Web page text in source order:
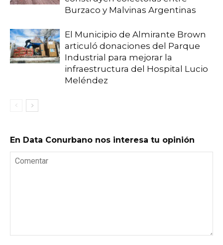
Burzaco y Malvinas Argentinas
El Municipio de Almirante Brown
articuló donaciones del Parque
Industrial para mejorar la
infraestructura del Hospital Lucio
Meléndez
En Data Conurbano nos interesa tu opinión